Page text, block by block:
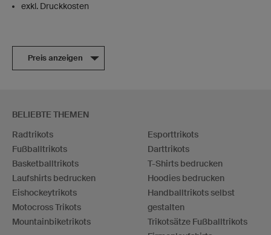
exkl. Druckkosten
Preis anzeigen
BELIEBTE THEMEN
Radtrikots
Fußballtrikots
Basketballtrikots
Laufshirts bedrucken
Eishockeytrikots
Motocross Trikots
Mountainbiketrikots
Esporttrikots
Darttrikots
T-Shirts bedrucken
Hoodies bedrucken
Handballtrikots selbst
gestalten
Trikotsätze Fußballtrikots